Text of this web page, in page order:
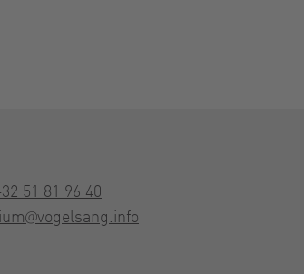
51 81 96 40